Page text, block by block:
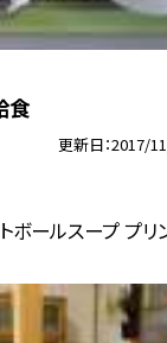
食
更新日 2017/
ボールスープ プリ